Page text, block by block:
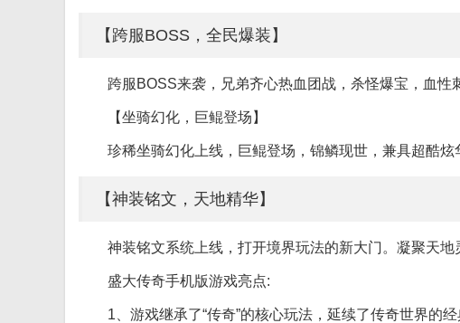
【跨服BOSS，全民爆装】
跨服BOSS来袭，兄弟齐心热血团战，杀怪爆宝，血性
【坐骑幻化，巨鲲登场】
珍稀坐骑幻化上线，巨鲲登场，锦鳞现世，兼具超酷
【神装铭文，天地精华】
神装铭文系统上线，打开境界玩法的新大门。凝聚天
盛大传奇手机版游戏亮点:
1、游戏继承了“传奇”的核心玩法，延续了传奇世界的